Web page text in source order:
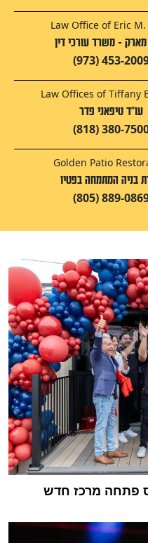
Law Office of Eric
- משרד עורכי דין
(973) 453-
Law Offices of Tiffany
עו"ד טיפאני פדר
(818) 380-
Golden Patio
בניה המתמחה בפטיו
(805) 889-
פתחה מרכז חדש